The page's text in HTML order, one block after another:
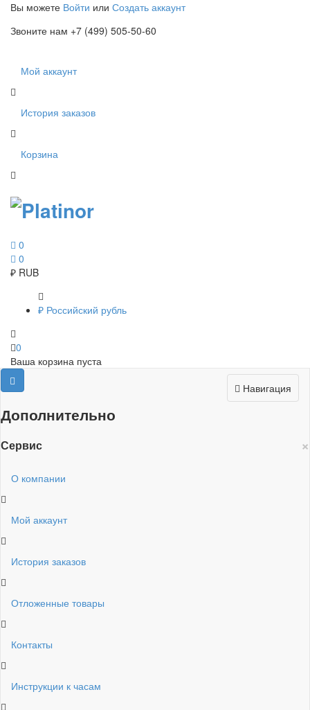
Вы можете Войти или Создать аккаунт
Звоните нам +7 (499) 505-50-60
Мой аккаунт
История заказов
Корзина
0
0
₽ RUB
₽ Российский рубль
0
Ваша корзина пуста
Навигация
Дополнительно
×
Сервис
О компании
Мой аккаунт
История заказов
Отложенные товары
Контакты
Инструкции к часам